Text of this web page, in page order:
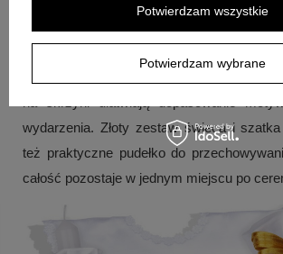
wydarzenia. Złoty zestaw świeca i
też praktyczne pudełko do
całość pozostaje w jednym miejscu po
Potwierdzam wybrane
Potwierdzam wszystkie